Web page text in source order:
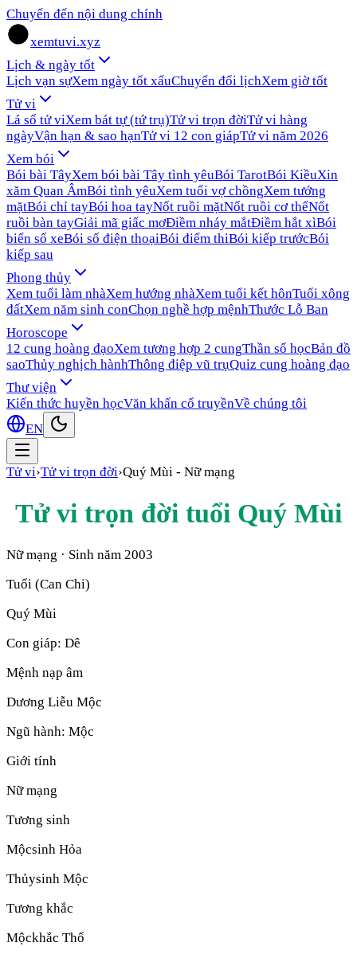
Chuyển đến nội dung chính
xemtuvi.xyz
Lịch & ngày tốt
Lịch vạn sựXem ngày tốt xấuChuyển đổi lịchXem giờ tốt
Tử vi
Lá số tử viXem bát tự (tứ trụ)Tử vi trọn đờiTử vi hàng
ngàyVận hạn & sao hạnTử vi 12 con giápTử vi năm 2026
Xem bói
Bói bài TâyXem bói bài Tây tình yêuBói TarotBói KiềuXin
xăm Quan ÂmBói tình yêuXem tuổi vợ chồngXem tướng
mặtBói chỉ tayBói hoa tayNốt ruồi mặtNốt ruồi cơ thểNốt
ruồi bàn tayGiải mã giấc mơĐiềm nháy mắtĐiềm hắt xìBói
biển số xeBói số điện thoạiBói điểm thiBói kiếp trướcBói
kiếp sau
Phong thủy
Xem tuổi làm nhàXem hướng nhàXem tuổi kết hônTuổi xông
đấtXem năm sinh conChọn nghề hợp mệnhThước Lỗ Ban
Horoscope
12 cung hoàng đạoXem tương hợp 2 cungThần số họcBản đồ
saoThủy nghịch hànhThông điệp vũ trụQuiz cung hoàng đạo
Thư viện
Kiến thức huyền họcVăn khấn cổ truyềnVề chúng tôi
EN
Tử vi›Tử vi trọn đời›Quý Mùi - Nữ mạng
Tử vi trọn đời tuổi Quý Mùi
Nữ mạng · Sinh năm 2003
Tuổi (Can Chi)
Quý Mùi
Con giáp: Dê
Mệnh nạp âm
Dương Liễu Mộc
Ngũ hành: Mộc
Giới tính
Nữ mạng
Tương sinh
Mộcsinh Hỏa
Thủysinh Mộc
Tương khắc
Mộckhắc Thổ